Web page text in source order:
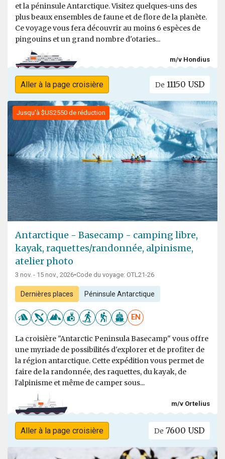
et la péninsule Antarctique. Visitez quelques-uns des
plus beaux ensembles de faune et de flore de la planète.
Ce voyage vous fera découvrir au moins 6 espèces de
pingouins et un grand nombre d'otaries...
m/v Hondius
Aller à la page croisière De 11150 USD
Jusqu'à $US2550 de réduction
Antarctique - Basecamp - camping libre,
kayak, raquettes/randonnée, alpinisme,
atelier photo
3 nov. - 15 nov., 2026•Code du voyage: OTL21-26
Dernières places Péninsule Antarctique
EN
La croisière "Antarctic Peninsula Basecamp" vous offre
une myriade de possibilités d'explorer et de profiter de
la région antarctique. Cette expédition vous permet de
faire de la randonnée, des raquettes, du kayak, de
l'alpinisme et même de camper sous...
m/v Ortelius
Aller à la page croisière De 7600 USD